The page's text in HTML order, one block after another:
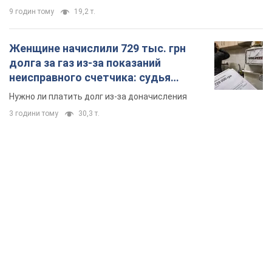
9 годин тому 19,2 т.
Женщине начислили 729 тыс. грн
долга за газ из-за показаний
неисправного счетчика: судья
вынес неожиданное решение
Нужно ли платить долг из-за доначисления
3 години тому 30,3 т.